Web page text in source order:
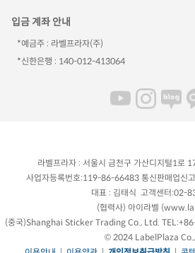
입금 계좌 안내
*예금주 : 라벨프라자(주)
*신한은행 : 140-012-413064
라벨프라자 : 서울시 금천구 가산디지털1로
사업자등록번호:119-86-66483 통신판매업신
대표 : 김태식 고객센터:02-
(협력사) 아이라벨 (
(중국)Shanghai Sticker Trading Co., Ltd.
© 2024 LabelPlaza